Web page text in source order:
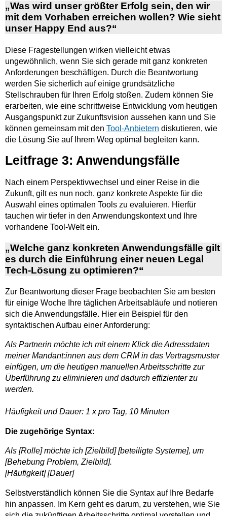
„Was wird unser größter Erfolg sein, den wir
mit dem Vorhaben erreichen wollen? Wie sieht
unser Happy End aus?“
Diese Fragestellungen wirken vielleicht etwas
ungewöhnlich, wenn Sie sich gerade mit ganz konkreten
Anforderungen beschäftigen. Durch die Beantwortung
werden Sie sicherlich auf einige grundsätzliche
Stellschrauben für Ihren Erfolg stoßen. Zudem können Sie
erarbeiten, wie eine schrittweise Entwicklung vom heutigen
Ausgangspunkt zur Zukunftsvision aussehen kann und Sie
können gemeinsam mit den Tool-Anbietern diskutieren, wie
die Lösung Sie auf Ihrem Weg optimal begleiten kann.
Leitfrage 3: Anwendungsfälle
Nach einem Perspektivwechsel und einer Reise in die
Zukunft, gilt es nun noch, ganz konkrete Aspekte für die
Auswahl eines optimalen Tools zu evaluieren. Hierfür
tauchen wir tiefer in den Anwendungskontext und Ihre
vorhandene Tool-Welt ein.
„Welche ganz konkreten Anwendungsfälle gilt
es durch die Einführung einer neuen Legal
Tech-Lösung zu optimieren?“
Zur Beantwortung dieser Frage beobachten Sie am besten
für einige Woche Ihre täglichen Arbeitsabläufe und notieren
sich die Anwendungsfälle. Hier ein Beispiel für den
syntaktischen Aufbau einer Anforderung:
Als Partnerin möchte ich mit einem Klick die Adressdaten
meiner Mandant:innen aus dem CRM in das Vertragsmuster
einfügen, um die heutigen manuellen Arbeitsschritte zur
Überführung zu eliminieren und dadurch effizienter zu
werden.
Häufigkeit und Dauer: 1 x pro Tag, 10 Minuten
Die zugehörige Syntax:
Als [Rolle] möchte ich [Zielbild] [beteiligte Systeme], um
[Behebung Problem, Zielbild].
[Häufigkeit] [Dauer]
Selbstverständlich können Sie die Syntax auf Ihre Bedarfe
hin anpassen. Im Kern geht es darum, zu verstehen, wie Sie